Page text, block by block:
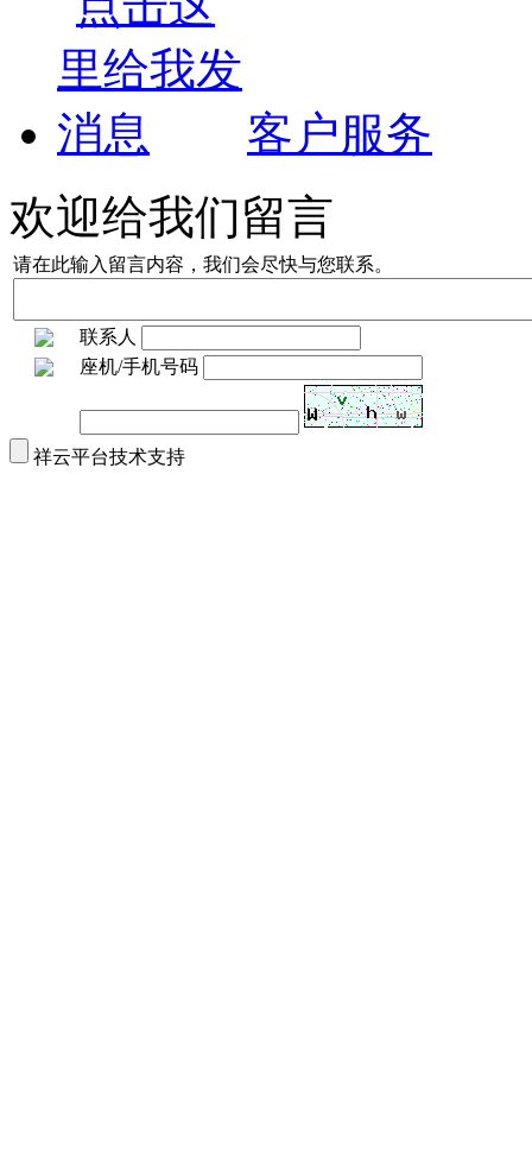
客户服务
欢迎给我们留言
请在此输入留言内容，我们会尽快与您联系。
联系人
座机/手机号码
祥云平台技术支持